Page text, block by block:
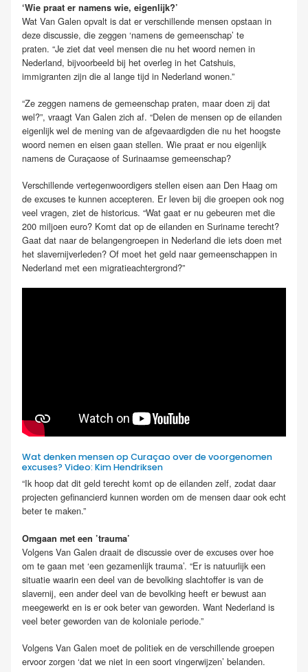
‘Wie praat er namens wie, eigenlijk?’
Wat Van Galen opvalt is dat er verschillende mensen opstaan in
deze discussie, die zeggen ‘namens de gemeenschap’ te
praten. “Je ziet dat veel mensen die nu het woord nemen in
Nederland, bijvoorbeeld bij het overleg in het Catshuis,
immigranten zijn die al lange tijd in Nederland wonen.”
“Ze zeggen namens de gemeenschap praten, maar doen zij dat
wel?”, vraagt Van Galen zich af. “Delen de mensen op de eilanden
eigenlijk wel de mening van de afgevaardigden die nu het hoogste
woord nemen en eisen gaan stellen. Wie praat er nou eigenlijk
namens de Curaçaose of Surinaamse gemeenschap?
Verschillende vertegenwoordigers stellen eisen aan Den Haag om
de excuses te kunnen accepteren. Er leven bij die groepen ook nog
veel vragen, ziet de historicus. “Wat gaat er nu gebeuren met die
200 miljoen euro? Komt dat op de eilanden en Suriname terecht?
Gaat dat naar de belangengroepen in Nederland die iets doen met
het slavernijverleden? Of moet het geld naar gemeenschappen in
Nederland met een migratieachtergrond?”
Wat denken mensen op Curaçao over de voorgenomen
excuses? Video: Kim Hendriksen
“Ik hoop dat dit geld terecht komt op de eilanden zelf, zodat daar
projecten gefinancierd kunnen worden om de mensen daar ook echt
beter te maken.”
Omgaan met een ’trauma’
Volgens Van Galen draait de discussie over de excuses over hoe
om te gaan met ‘een gezamenlijk trauma’. “Er is natuurlijk een
situatie waarin een deel van de bevolking slachtoffer is van de
slavernij, een ander deel van de bevolking heeft er bewust aan
meegewerkt en is er ook beter van geworden. Want Nederland is
veel beter geworden van de koloniale periode.”
Volgens Van Galen moet de politiek en de verschillende groepen
ervoor zorgen ‘dat we niet in een soort vingerwijzen’ belanden.